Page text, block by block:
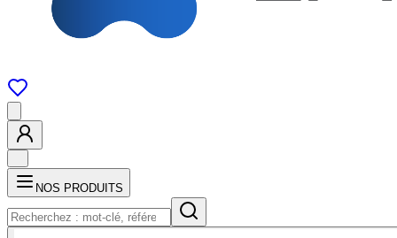
NOS PRODUITS